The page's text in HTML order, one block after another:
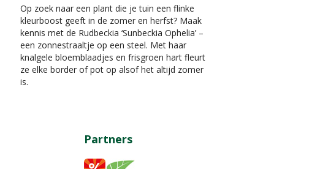
Op zoek naar een plant die je tuin een flinke
kleurboost geeft in de zomer en herfst? Maak
kennis met de Rudbeckia ‘Sunbeckia Ophelia’ –
een zonnestraaltje op een steel. Met haar
knalgele bloemblaadjes en frisgroen hart fleurt
ze elke border of pot op alsof het altijd zomer
is.
Partners